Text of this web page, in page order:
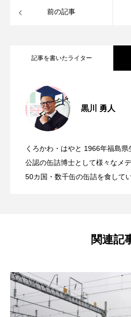
前の記事
記事を書いたライター
黒川 勇人
くろかわ・はやと 1966年福島
公認の缶詰博士として様々なメ
50カ国・数千缶の缶詰を食して
2022.03.14
旨完全レシピ（牡
2022.02.21
る「鶏から黒酢あ
2022.02.07 ひと手間かけられ
マト煮缶）関連記